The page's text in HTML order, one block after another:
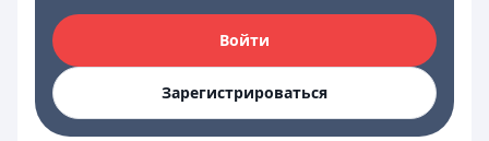
Войти
Зарегистрироваться